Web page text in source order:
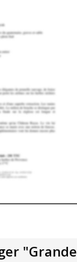
"Grande